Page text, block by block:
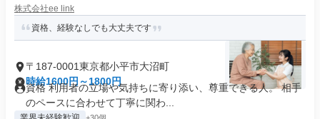
株式会社ee link
資格、経験なしでも大丈夫です
〒187-0001東京都小平市大沼町
時給1600円～1800円
資格 利用者の立場や気持ちに寄り添い、尊重できる人。 相手
のペースに合わせて丁寧に関わ...